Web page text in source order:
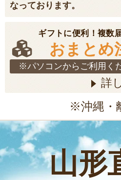
なっております。
ギフトに便利！複数
おまとめ
※パソコンからご利用く
詳
※沖縄・
山形